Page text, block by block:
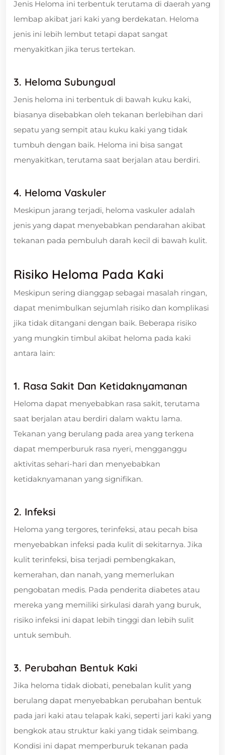
Jenis Heloma ini terbentuk terutama di daerah yang
lembap akibat jari kaki yang berdekatan. Heloma
jenis ini lebih lembut tetapi dapat sangat
menyakitkan jika terus tertekan.
3. Heloma Subungual
Jenis heloma ini terbentuk di bawah kuku kaki,
biasanya disebabkan oleh tekanan berlebihan dari
sepatu yang sempit atau kuku kaki yang tidak
tumbuh dengan baik. Heloma ini bisa sangat
menyakitkan, terutama saat berjalan atau berdiri.
4. Heloma Vaskuler
Meskipun jarang terjadi, heloma vaskuler adalah
jenis yang dapat menyebabkan pendarahan akibat
tekanan pada pembuluh darah kecil di bawah kulit.
Risiko Heloma Pada Kaki
Meskipun sering dianggap sebagai masalah ringan,
dapat menimbulkan sejumlah risiko dan komplikasi
jika tidak ditangani dengan baik. Beberapa risiko
yang mungkin timbul akibat heloma pada kaki
antara lain:
1. Rasa Sakit Dan Ketidaknyamanan
Heloma dapat menyebabkan rasa sakit, terutama
saat berjalan atau berdiri dalam waktu lama.
Tekanan yang berulang pada area yang terkena
dapat memperburuk rasa nyeri, mengganggu
aktivitas sehari-hari dan menyebabkan
ketidaknyamanan yang signifikan.
2. Infeksi
Heloma yang tergores, terinfeksi, atau pecah bisa
menyebabkan infeksi pada kulit di sekitarnya. Jika
kulit terinfeksi, bisa terjadi pembengkakan,
kemerahan, dan nanah, yang memerlukan
pengobatan medis. Pada penderita diabetes atau
mereka yang memiliki sirkulasi darah yang buruk,
risiko infeksi ini dapat lebih tinggi dan lebih sulit
untuk sembuh.
3. Perubahan Bentuk Kaki
Jika heloma tidak diobati, penebalan kulit yang
berulang dapat menyebabkan perubahan bentuk
pada jari kaki atau telapak kaki, seperti jari kaki yang
bengkok atau struktur kaki yang tidak seimbang.
Kondisi ini dapat memperburuk tekanan pada